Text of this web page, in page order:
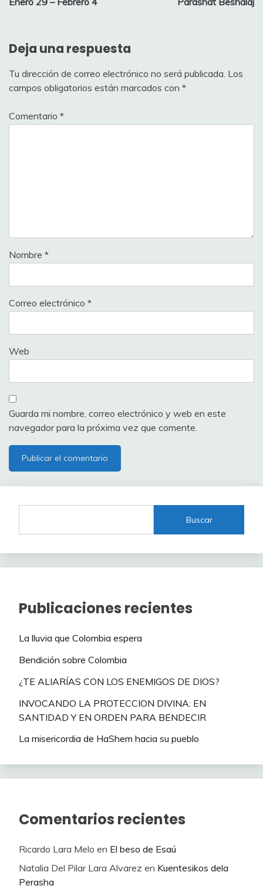
Deja una respuesta
Tu dirección de correo electrónico no será publicada. Los
campos obligatorios están marcados con *
Comentario *
Nombre *
Correo electrónico *
Web
Guarda mi nombre, correo electrónico y web en este
navegador para la próxima vez que comente.
Buscar
Publicaciones recientes
La lluvia que Colombia espera
Bendición sobre Colombia
¿TE ALIARÍAS CON LOS ENEMIGOS DE DIOS?
INVOCANDO LA PROTECCION DIVINA: EN
SANTIDAD Y EN ORDEN PARA BENDECIR
La misericordia de HaShem hacia su pueblo
Comentarios recientes
Ricardo Lara Melo en El beso de Esaú
Natalia Del Pilar Lara Alvarez en Kuentesikos dela
Perasha